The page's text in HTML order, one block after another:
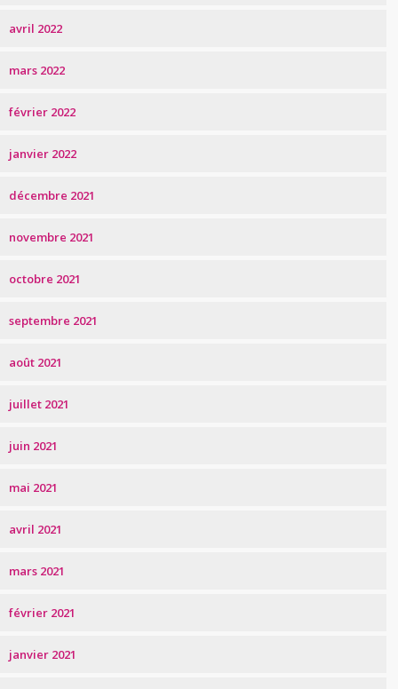
avril 2022
mars 2022
février 2022
janvier 2022
décembre 2021
novembre 2021
octobre 2021
septembre 2021
août 2021
juillet 2021
juin 2021
mai 2021
avril 2021
mars 2021
février 2021
janvier 2021